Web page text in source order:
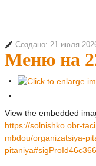
Создано: 21 июля
Меню на
View the embedded
https://solnishko.obr-
mbdou/organizatsiya-